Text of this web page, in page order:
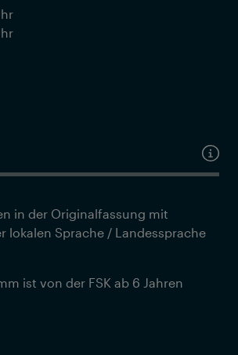
in der Originalfassung mit
lokalen Sprache / Landessprache
ist von der FSK ab 6 Jahren